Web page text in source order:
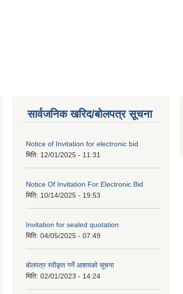
सार्वजनिक खरिद/बोलपत्र सूचना
Notice of Invitation for electronic bid
मिति: 12/01/2025 - 11:31
Notice Of Invitation For Electronic Bid
मिति: 10/14/2025 - 19:53
Invitation for sealed quotation
मिति: 04/05/2025 - 07:49
बोलपत्र स्वीकृत गर्ने आशयको सूचना
मिति: 02/01/2023 - 14:24